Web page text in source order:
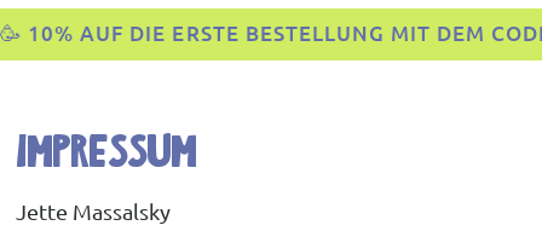
🥳 10% AUF DIE ERSTE BESTELLUNG
impressum
Jette Massalsky